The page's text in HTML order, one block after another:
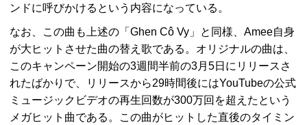
ンドに呼びかけるという内容になっている。
なお、この曲も上述の「Ghen Cô Vy」と同様、Amee自身
が大ヒットさせた曲の替え歌である。オリジナルの曲は、
このキャンペーン開始の3週間半前の3月5日にリリースさ
れたばかりで、リリースから29時間後にはYouTubeの公式
ミュージックビデオの再生回数が300万回を超えたという
メガヒット曲である。この曲がヒットした直後のタイミン